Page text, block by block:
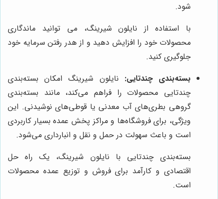
شود.
با استفاده از نایلون شیرینگ، می توانید ماندگاری
محصولات خود را افزایش دهید و از هدر رفتن سرمایه خود
جلوگیری کنید.
بسته‌بندی چندتایی: نایلون شیرینگ امکان بسته‌بندی
چندتایی محصولات را فراهم می‌کند، مانند بسته‌بندی
گروهی بطری‌های آب معدنی یا قوطی‌های نوشیدنی. این
ویژگی، برای فروشگاه‌ها و مراکز پخش عمده بسیار کاربردی
است و باعث سهولت در حمل و نقل و انبارداری می‌شود.
بسته‌بندی چندتایی با نایلون شیرینگ، یک راه حل
اقتصادی و کارآمد برای فروش و توزیع عمده محصولات
است.